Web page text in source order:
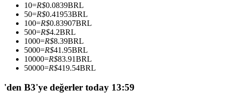
10=R$0.0839BRL
50=R$0.41953BRL
100=R$0.83907BRL
500=R$4.2BRL
1000=R$8.39BRL
5000=R$41.95BRL
10000=R$83.91BRL
50000=R$419.54BRL
'den B3'ye değerler today 13:59